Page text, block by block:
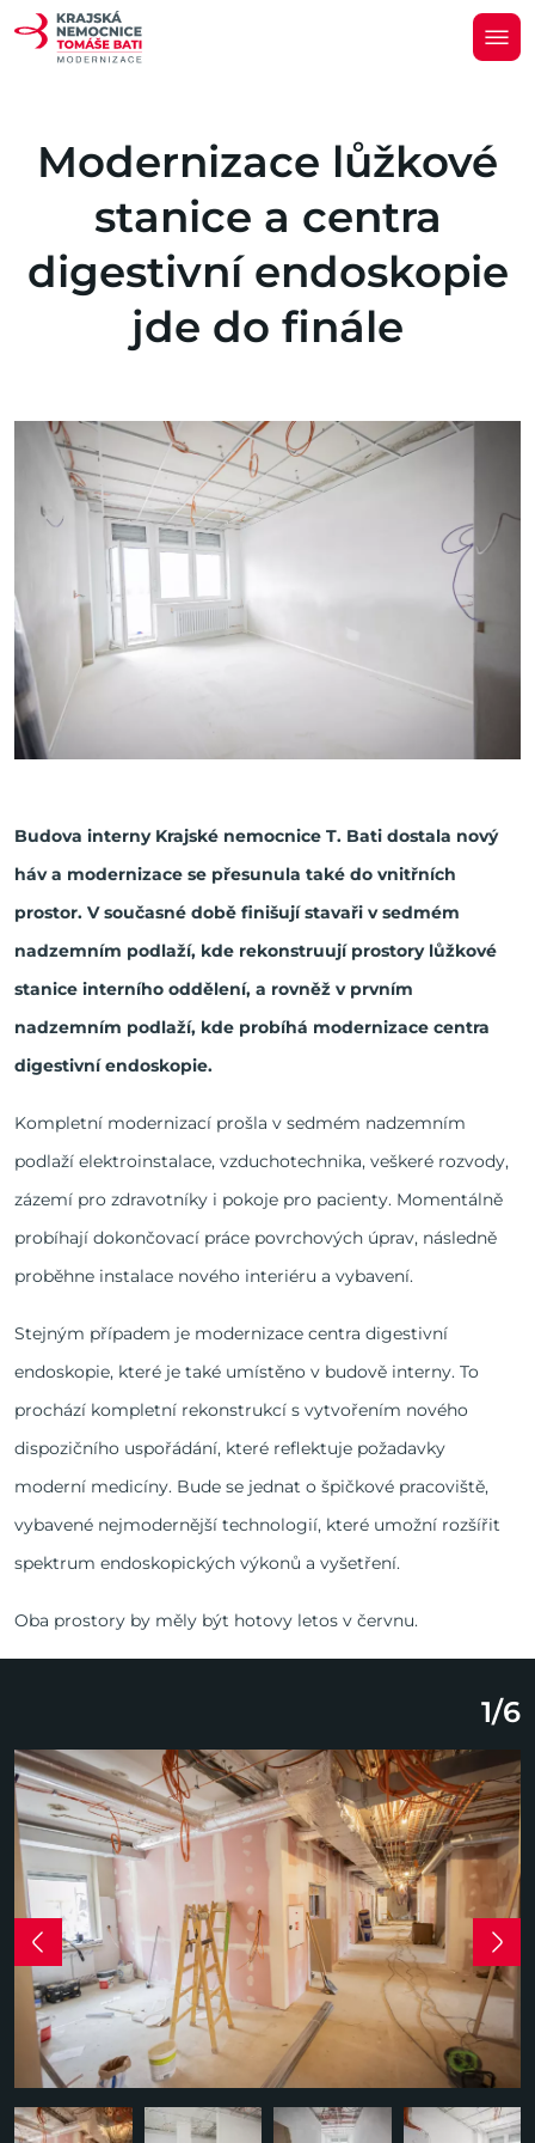
Modernizace lůžkové
stanice a centra
digestivní endoskopie
jde do finále
Budova interny Krajské nemocnice T. Bati dostala nový
háv a modernizace se přesunula také do vnitřních
prostor. V současné době finišují stavaři v sedmém
nadzemním podlaží, kde rekonstruují prostory lůžkové
stanice interního oddělení, a rovněž v prvním
nadzemním podlaží, kde probíhá modernizace centra
digestivní endoskopie.
Kompletní modernizací prošla v sedmém nadzemním
podlaží elektroinstalace, vzduchotechnika, veškeré rozvody,
zázemí pro zdravotníky i pokoje pro pacienty. Momentálně
probíhají dokončovací práce povrchových úprav, následně
proběhne instalace nového interiéru a vybavení.
Stejným případem je modernizace centra digestivní
endoskopie, které je také umístěno v budově interny. To
prochází kompletní rekonstrukcí s vytvořením nového
dispozičního uspořádání, které reflektuje požadavky
moderní medicíny. Bude se jednat o špičkové pracoviště,
vybavené nejmodernější technologií, které umožní rozšířit
spektrum endoskopických výkonů a vyšetření.
Oba prostory by měly být hotovy letos v červnu.
1/6